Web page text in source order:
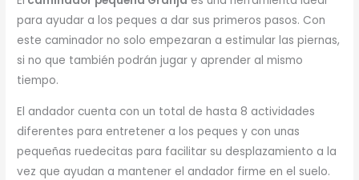
para ayudar a los peques a dar sus primeros pasos. Con
este caminador no solo empezaran a estimular las piernas,
si no que también podrán jugar y aprender al mismo
tiempo.
El andador cuenta con un total de hasta 8 actividades
diferentes para entretener a los peques y con unas
pequeñas ruedecitas para facilitar su desplazamiento a la
vez que ayudan a mantener el andador firme en el suelo.